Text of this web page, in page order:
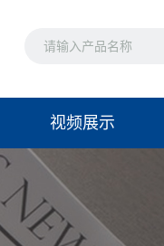
视频展示